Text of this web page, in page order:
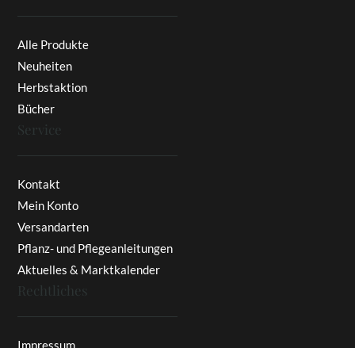
Alle Produkte
Neuheiten
Herbstaktion
Bücher
Service
Kontakt
Mein Konto
Versandarten
Pflanz- und Pflegeanleitungen
Aktuelles & Marktkalender
Rechtliches